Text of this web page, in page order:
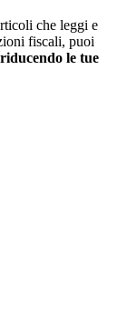
che leggi e
fiscali, puoi
le tue